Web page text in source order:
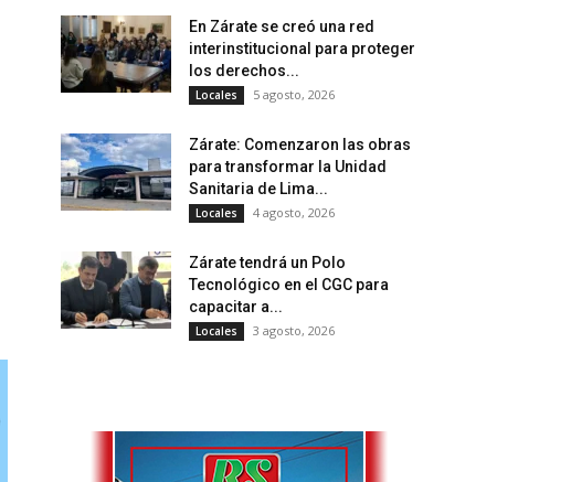
En Zárate se creó una red
interinstitucional para proteger
los derechos...
Locales 5 agosto, 2026
Zárate: Comenzaron las obras
para transformar la Unidad
Sanitaria de Lima...
Locales 4 agosto, 2026
Zárate tendrá un Polo
Tecnológico en el CGC para
capacitar a...
Locales 3 agosto, 2026